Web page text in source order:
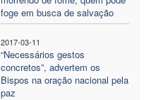
foge em busca de salvação
2017-03-11
“Necessários gestos
concretos”, advertem os
Bispos na oração nacional pela
paz